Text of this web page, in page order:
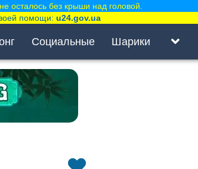
Социальные Шарики
осталось без крыши над головой.
помощи: u24.gov.ua